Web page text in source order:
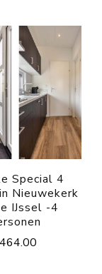
Special 4
Nieuwekerk
IJssel -4
464.00